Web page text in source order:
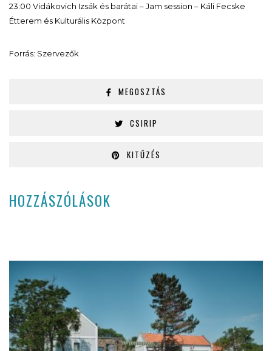
23:00 Vidákovich Izsák és barátai – Jam session – Káli Fecske
Étterem és Kulturális Központ
Forrás: Szervezők
MEGOSZTÁS
CSIRIP
KITŰZÉS
HOZZÁSZÓLÁSOK